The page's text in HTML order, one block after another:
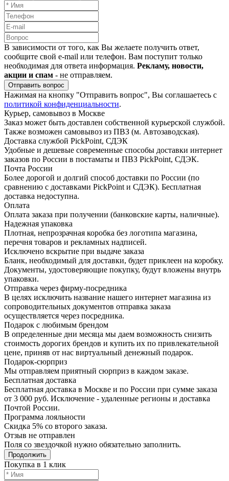
В зависимости от того, как Вы желаете получить ответ,
сообщите свой e-mail или телефон. Вам поступит только
необходимая для ответа информация. Рекламу, новости,
акции и спам - не отправляем.
Отправить вопрос
Нажимая на кнопку "Отправить вопрос", Вы соглашаетесь с
политикой конфиденциальности.
Курьер, самовывоз в Москве
Заказ может быть доставлен собственной курьерской службой.
Также возможен самовывоз из ПВЗ (м. Автозаводская).
Доставка службой PickPoint, СДЭК
Удобные и дешевые современные способы доставки интернет
заказов по России в постаматы и ПВЗ PickPoint, СДЭК.
Почта России
Более дорогой и долгий способ доставки по России (по
сравнению с доставками PickPoint и СДЭК). Бесплатная
доставка недоступна.
Оплата
Оплата заказа при получении (банковские карты, наличные).
Надежная упаковка
Плотная, непрозрачная коробка без логотипа магазина,
перечня товаров и рекламных надписей.
Исключено вскрытие при выдаче заказа
Бланк, необходимый для доставки, будет приклеен на коробку.
Документы, удостоверяющие покупку, будут вложены внутрь
упаковки.
Отправка через фирму-посредника
В целях исключить название нашего интернет магазина из
сопроводительных документов отправка заказа
осуществляется через посредника.
Подарок с любимым брендом
В определенные дни месяца мы даем возможность снизить
стоимость дорогих брендов и купить их по привлекательной
цене, приняв от нас виртуальный денежный подарок.
Подарoк-сюрприз
Мы отправляем приятный сюрприз в каждом заказе.
Бесплатная доставка
Бесплатная доставка в Москве и по России при сумме заказа
от 3 000 руб. Исключение - удаленные регионы и доставка
Почтой России.
Программа лояльности
Скидка 5% со второго заказа.
Отзыв не отправлен
Поля со звездочкой нужно обязательно заполнить.
Продолжить
Покупка в 1 клик